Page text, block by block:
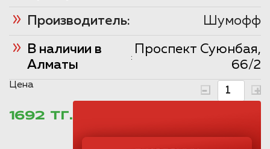
Производитель: Шумофф
В наличии в
Алматы
:
Проспект Суюнбая,
66/2
Цена
1692 ТГ.